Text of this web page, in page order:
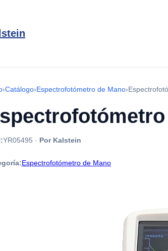
›Catálogo›Espectrofotómetro de Mano›
YR05495 · Por Kalstein
Espectrofotómetro de Mano